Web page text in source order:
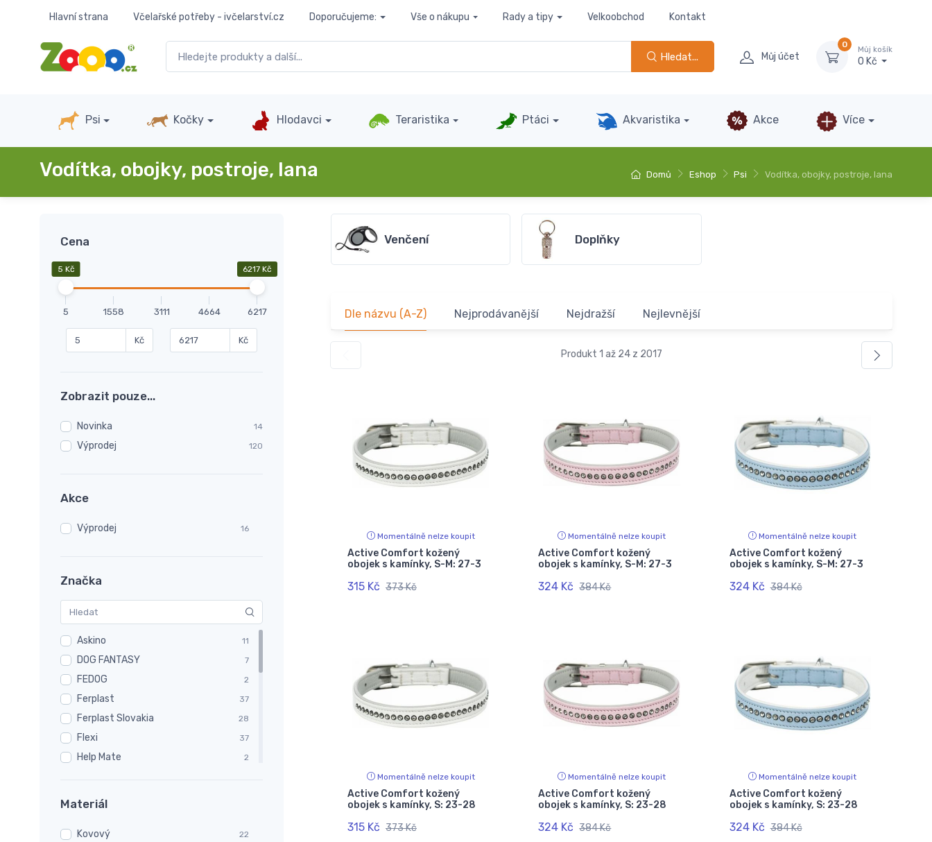
Hlavní strana Včelařské potřeby - ivčelarství.cz Doporučujeme: Vše o nákupu Rady a tipy Velkoobchod Kontakt
Hledat... Můj účet
0
Můj košík
0 Kč
Psi Kočky Hlodavci Teraristika Ptáci Akvaristika Akce Více
Domů Eshop Psi Vodítka, obojky, postroje, lana
Vodítka, obojky, postroje, lana
Cena
5 Kč 6217 Kč
5 1558 3111 4664 6217
Kč Kč
Zobrazit pouze...
Novinka 14
Výprodej 120
Akce
Výprodej 16
Značka
Askino 11
DOG FANTASY 7
FEDOG 2
Ferplast 37
Ferplast Slovakia 28
Flexi 37
Help Mate 2
Karlie Flamingo 42
Materiál
Kovový 22
Venčení Doplňky
Dle názvu (A-Z) Nejprodávanější Nejdražší Nejlevnější
Produkt 1 až 24 z 2017
Momentálně nelze koupit
Active Comfort kožený
obojek s kamínky, S-M: 27-3
315 Kč 373 Kč
Momentálně nelze koupit
Active Comfort kožený
obojek s kamínky, S-M: 27-3
324 Kč 384 Kč
Momentálně nelze koupit
Active Comfort kožený
obojek s kamínky, S-M: 27-3
324 Kč 384 Kč
Momentálně nelze koupit
Active Comfort kožený
obojek s kamínky, S: 23-28
315 Kč 373 Kč
Momentálně nelze koupit
Active Comfort kožený
obojek s kamínky, S: 23-28
324 Kč 384 Kč
Momentálně nelze koupit
Active Comfort kožený
obojek s kamínky, S: 23-28
324 Kč 384 Kč